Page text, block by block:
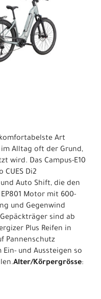
Art
Alltag oft der Grund,
wird. Das Campus-E10
Di2
Auto Shift, die den
Motor mit 600-
und Gegenwind
sind ab
Plus Reifen in
Pannenschutz
und Aussteigen so
Alter/Körpergrösse: